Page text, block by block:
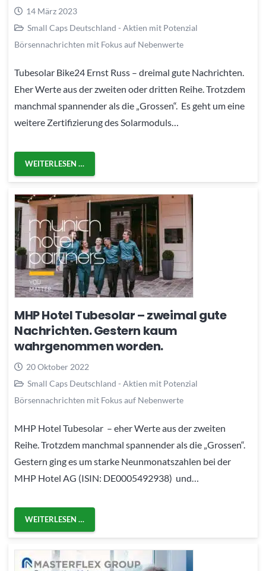
14 März 2023
Small Caps Deutschland - Aktien mit Potenzial
Börsennachrichten mit Fokus auf Nebenwerte
Tubesolar Bike24 Ernst Russ – dreimal gute Nachrichten.
Eher Werte aus der zweiten oder dritten Reihe. Trotzdem
manchmal spannender als die „Grossen“. Es geht um eine
weitere Zertifizierung des Solarmoduls…
WEITERLESEN …
MHP Hotel Tubesolar – zweimal gute
Nachrichten. Gestern kaum
wahrgenommen worden.
20 Oktober 2022
Small Caps Deutschland - Aktien mit Potenzial
Börsennachrichten mit Fokus auf Nebenwerte
MHP Hotel Tubesolar – eher Werte aus der zweiten
Reihe. Trotzdem manchmal spannender als die „Grossen“.
Gestern ging es um starke Neunmonatszahlen bei der
MHP Hotel AG (ISIN: DE0005492938) und…
WEITERLESEN …